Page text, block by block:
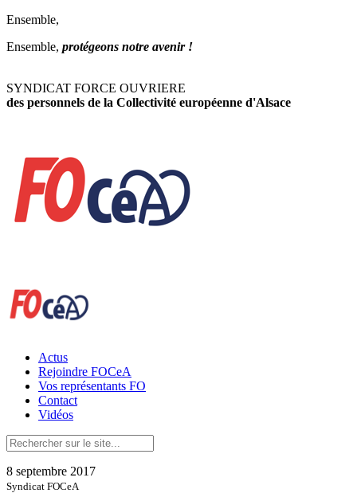
Ensemble,
Ensemble, protégeons notre avenir !
SYNDICAT FORCE OUVRIERE
des personnels de la Collectivité européenne d'Alsace
Actus
Rejoindre FOCeA
Vos représentants FO
Contact
Vidéos
8 septembre 2017
Syndicat FOCeA